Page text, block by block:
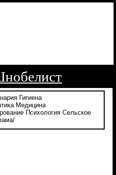
Гигиена
Медицина
Психология Сельское